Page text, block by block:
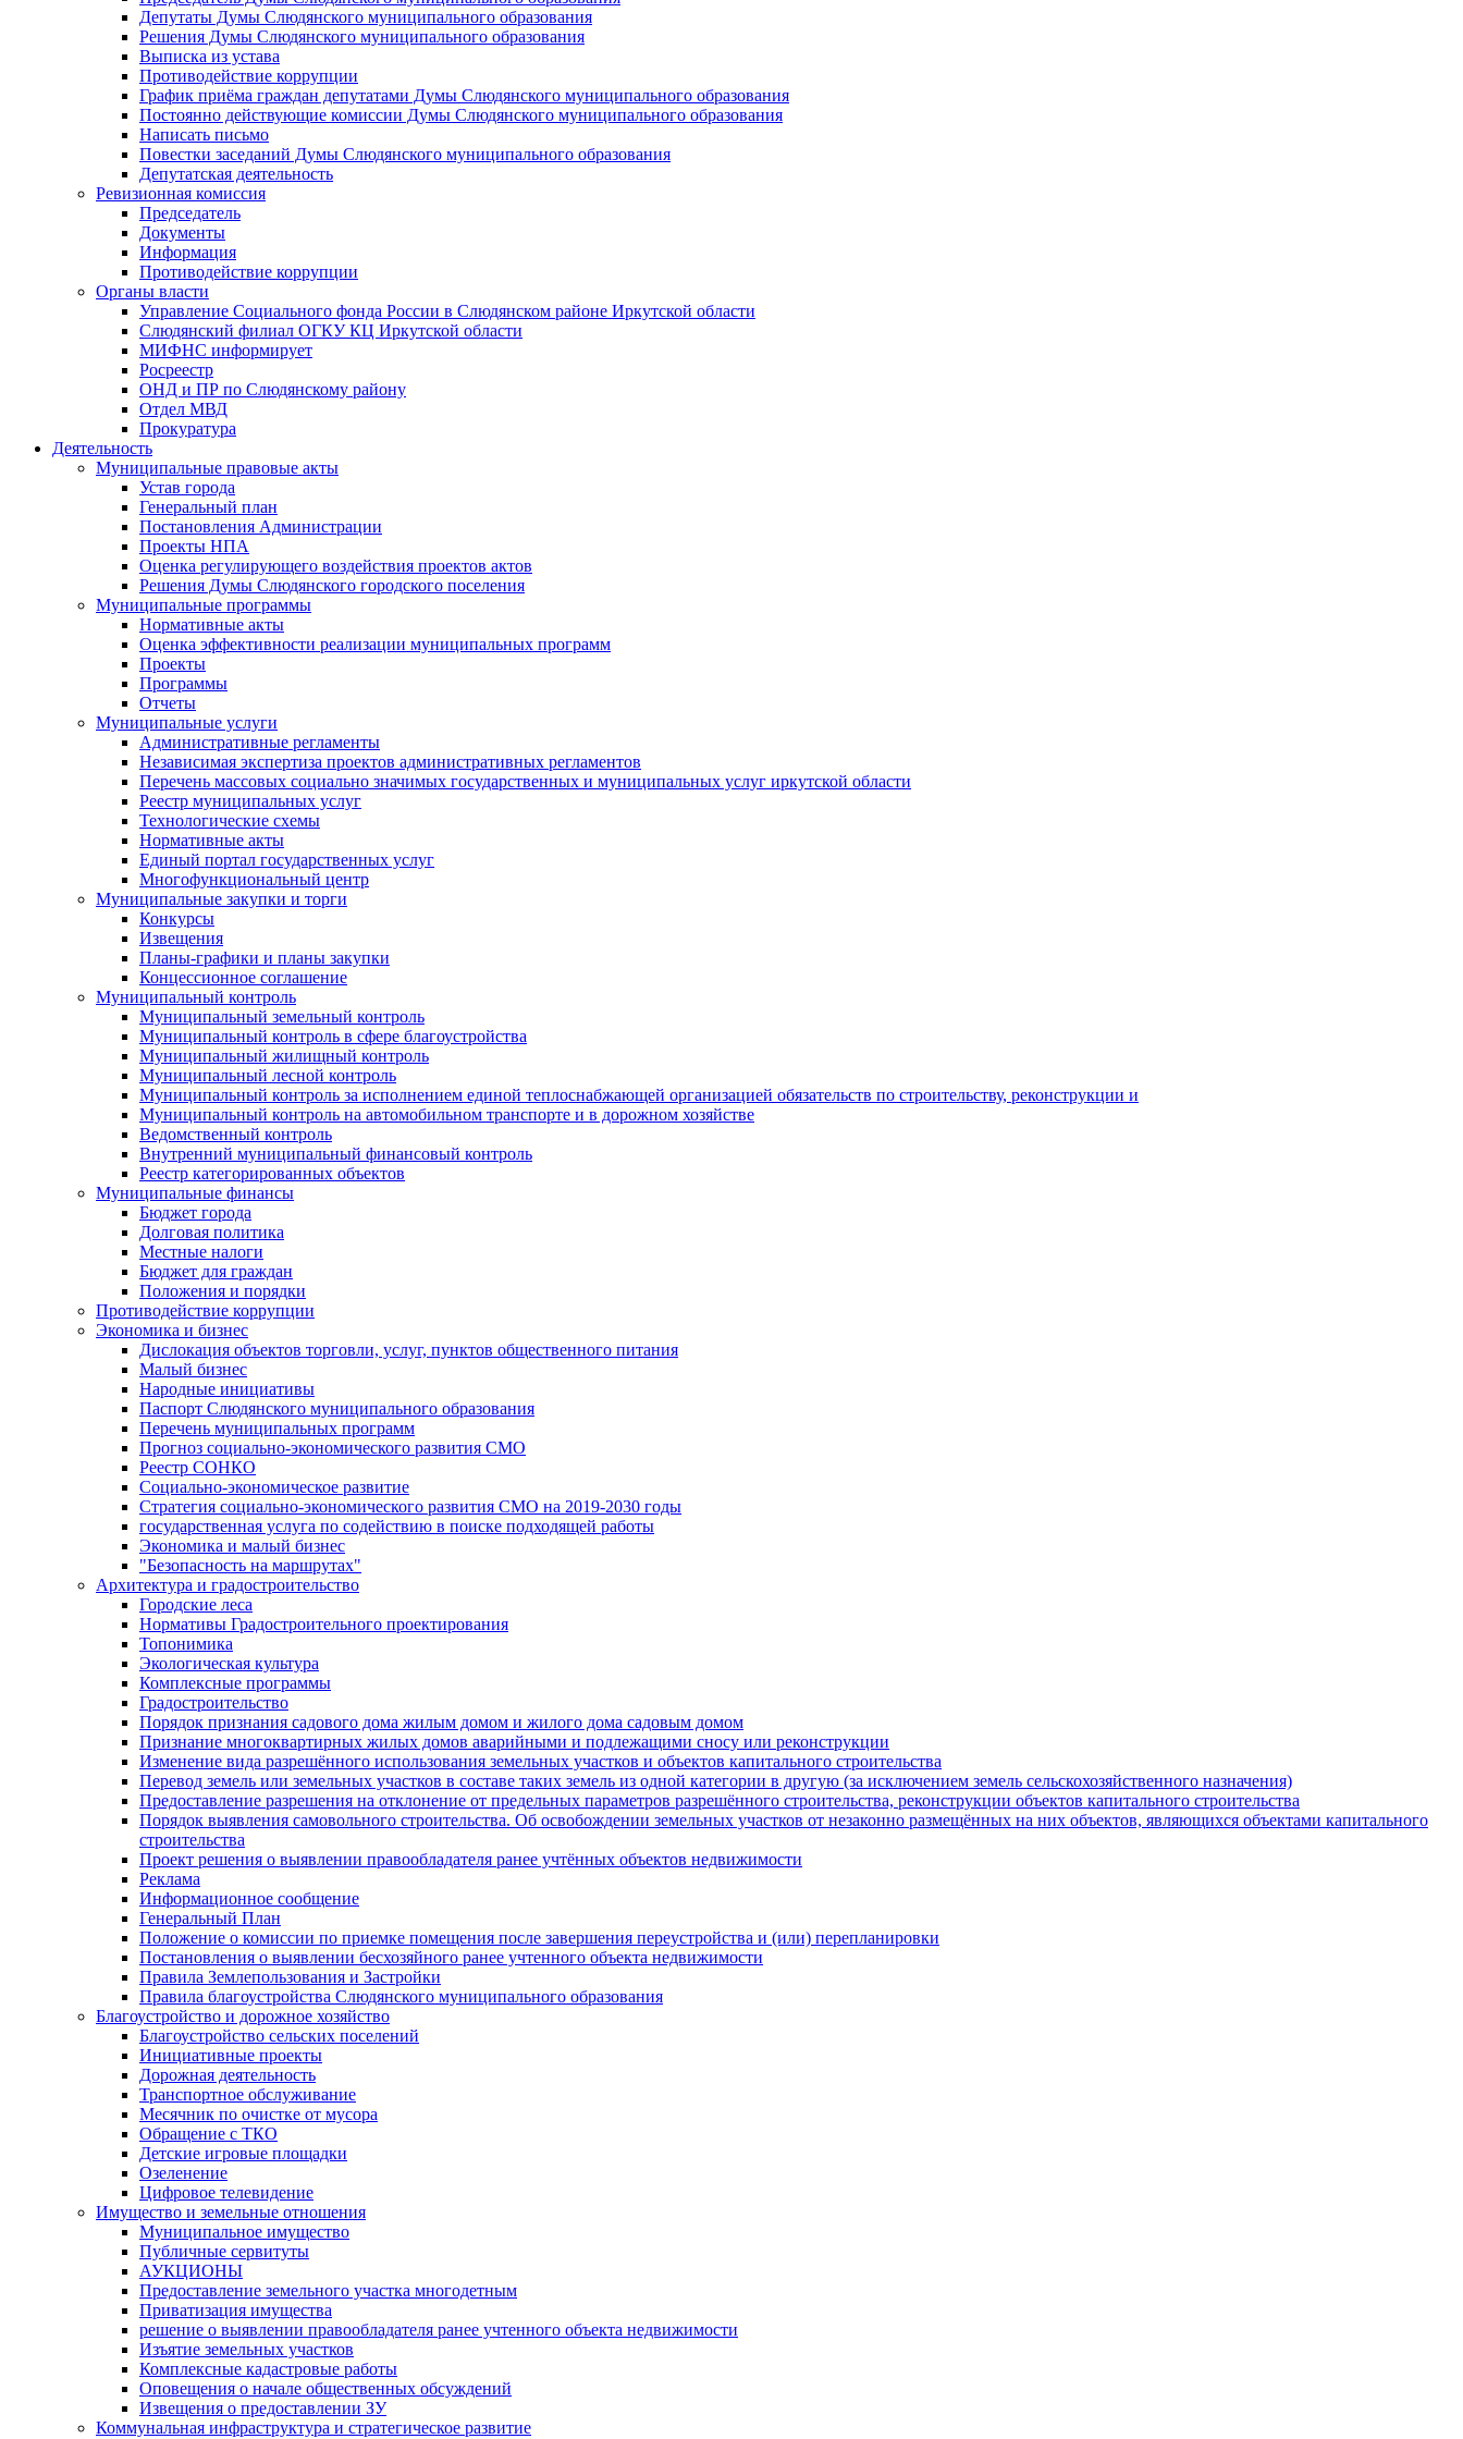
Депутаты Думы Слюдянского муниципального образования
Решения Думы Слюдянского муниципального образования
Выписка из устава
Противодействие коррупции
График приёма граждан депутатами Думы Слюдянского муниципального образования
Постоянно действующие комиссии Думы Слюдянского муниципального образования
Написать письмо
Повестки заседаний Думы Слюдянского муниципального образования
Депутатская деятельность
Ревизионная комиссия
Председатель
Документы
Информация
Противодействие коррупции
Органы власти
Управление Социального фонда России в Слюдянском районе Иркутской области
Слюдянский филиал ОГКУ КЦ Иркутской области
МИФНС информирует
Росреестр
ОНД и ПР по Слюдянскому району
Отдел МВД
Прокуратура
Деятельность
Муниципальные правовые акты
Устав города
Генеральный план
Постановления Администрации
Проекты НПА
Оценка регулирующего воздействия проектов актов
Решения Думы Слюдянского городского поселения
Муниципальные программы
Нормативные акты
Оценка эффективности реализации муниципальных программ
Проекты
Программы
Отчеты
Муниципальные услуги
Административные регламенты
Независимая экспертиза проектов административных регламентов
Перечень массовых социально значимых государственных и муниципальных услуг иркутской области
Реестр муниципальных услуг
Технологические схемы
Нормативные акты
Единый портал государственных услуг
Многофункциональный центр
Муниципальные закупки и торги
Конкурсы
Извещения
Планы-графики и планы закупки
Концессионное соглашение
Муниципальный контроль
Муниципальный земельный контроль
Муниципальный контроль в сфере благоустройства
Муниципальный жилищный контроль
Муниципальный лесной контроль
Муниципальный контроль за исполнением единой теплоснабжающей организацией обязательств по строительству, реконструкции и
Муниципальный контроль на автомобильном транспорте и в дорожном хозяйстве
Ведомственный контроль
Внутренний муниципальный финансовый контроль
Реестр категорированных объектов
Муниципальные финансы
Бюджет города
Долговая политика
Местные налоги
Бюджет для граждан
Положения и порядки
Противодействие коррупции
Экономика и бизнес
Дислокация объектов торговли, услуг, пунктов общественного питания
Малый бизнес
Народные инициативы
Паспорт Слюдянского муниципального образования
Перечень муниципальных программ
Прогноз социально-экономического развития СМО
Реестр СОНКО
Социально-экономическое развитие
Стратегия социально-экономического развития СМО на 2019-2030 годы
государственная услуга по содействию в поиске подходящей работы
Экономика и малый бизнес
"Безопасность на маршрутах"
Архитектура и градостроительство
Городские леса
Нормативы Градостроительного проектирования
Топонимика
Экологическая культура
Комплексные программы
Градостроительство
Порядок признания садового дома жилым домом и жилого дома садовым домом
Признание многоквартирных жилых домов аварийными и подлежащими сносу или реконструкции
Изменение вида разрешённого использования земельных участков и объектов капитального строительства
Перевод земель или земельных участков в составе таких земель из одной категории в другую (за исключением земель сельскохозяйственного назначения)
Предоставление разрешения на отклонение от предельных параметров разрешённого строительства, реконструкции объектов капитального строительства
Порядок выявления самовольного строительства. Об освобождении земельных участков от незаконно размещённых на них объектов, являющихся объектами капитального
строительства
Проект решения о выявлении правообладателя ранее учтённых объектов недвижимости
Реклама
Информационное сообщение
Генеральный План
Положение о комиссии по приемке помещения после завершения переустройства и (или) перепланировки
Постановления о выявлении бесхозяйного ранее учтенного объекта недвижимости
Правила Землепользования и Застройки
Правила благоустройства Слюдянского муниципального образования
Благоустройство и дорожное хозяйство
Благоустройство сельских поселений
Инициативные проекты
Дорожная деятельность
Транспортное обслуживание
Месячник по очистке от мусора
Обращение с ТКО
Детские игровые площадки
Озеленение
Цифровое телевидение
Имущество и земельные отношения
Муниципальное имущество
Публичные сервитуты
АУКЦИОНЫ
Предоставление земельного участка многодетным
Приватизация имущества
решение о выявлении правообладателя ранее учтенного объекта недвижимости
Изъятие земельных участков
Комплексные кадастровые работы
Оповещения о начале общественных обсуждений
Извещения о предоставлении ЗУ
Коммунальная инфраструктура и стратегическое развитие